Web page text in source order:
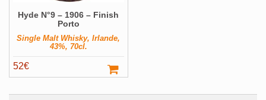
Hyde N°9 – 1906 – Finish
Porto
Single Malt Whisky, Irlande,
43%, 70cl.
52€